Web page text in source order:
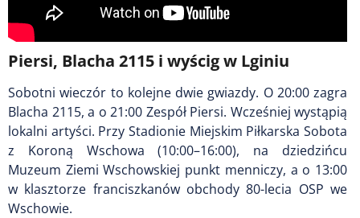
Piersi, Blacha 2115 i wyścig w Lginiu
Sobotni wieczór to kolejne dwie gwiazdy. O 20:00 zagra
Blacha 2115, a o 21:00 Zespół Piersi. Wcześniej wystąpią
lokalni artyści. Przy Stadionie Miejskim Piłkarska Sobota
z Koroną Wschowa (10:00–16:00), na dziedzińcu
Muzeum Ziemi Wschowskiej punkt menniczy, a o 13:00
w klasztorze franciszkanów obchody 80-lecia OSP we
Wschowie.